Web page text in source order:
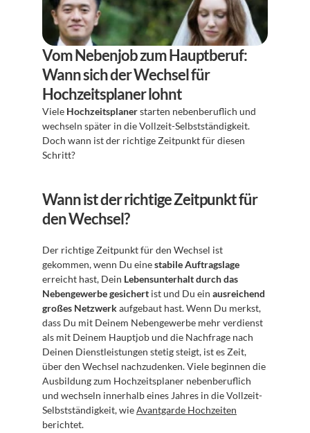
Vom Nebenjob zum Hauptberuf:
Wann sich der Wechsel für
Hochzeitsplaner lohnt
Viele Hochzeitsplaner starten nebenberuflich und
wechseln später in die Vollzeit-Selbstständigkeit.
Doch wann ist der richtige Zeitpunkt für diesen
Schritt?
Wann ist der richtige Zeitpunkt für
den Wechsel?
Der richtige Zeitpunkt für den Wechsel ist
gekommen, wenn Du eine stabile Auftragslage
erreicht hast, Dein Lebensunterhalt durch das
Nebengewerbe gesichert ist und Du ein ausreichend
großes Netzwerk aufgebaut hast. Wenn Du merkst,
dass Du mit Deinem Nebengewerbe mehr verdienst
als mit Deinem Hauptjob und die Nachfrage nach
Deinen Dienstleistungen stetig steigt, ist es Zeit,
über den Wechsel nachzudenken. Viele beginnen die
Ausbildung zum Hochzeitsplaner nebenberuflich
und wechseln innerhalb eines Jahres in die Vollzeit-
Selbstständigkeit, wie Avantgarde Hochzeiten
berichtet.